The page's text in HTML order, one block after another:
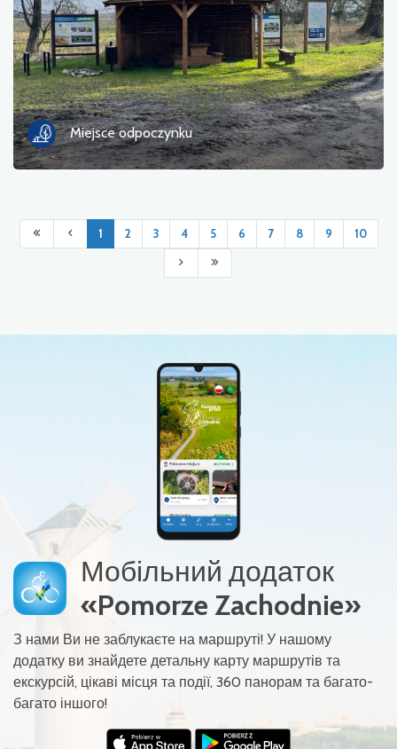
Miejsce odpoczynku
1 2 3 4 5 6 7 8 9 10
Мобільний додаток
«Pomorze Zachodnie»
З нами Ви не заблукаєте на маршруті! У нашому
додатку ви знайдете детальну карту маршрутів та
екскурсій, цікаві місця та події, 360 панорам та багато-
багато іншого!